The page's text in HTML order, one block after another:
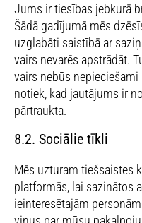
Jums ir tiesības jebkurā
Šādā gadījumā mēs
uzglabāti saistībā ar
vairs nevarēs apstrādāt.
vairs nebūs
notiek, kad jautājums ir
pārtraukta.
8.2. Sociālie tīkli
Mēs uzturam tiešsaistes
platformās, lai sazinātos
ieinteresētajām